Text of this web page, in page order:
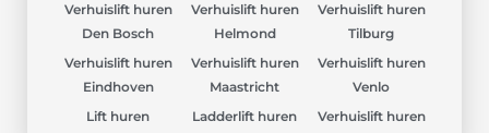
Verhuislift huren
Den Bosch
Verhuislift huren
Eindhoven
Lift huren
Verhuislift huren
Helmond
Verhuislift huren
Maastricht
Ladderlift huren
Verhuislift huren
Tilburg
Verhuislift huren
Venlo
Verhuislift huren